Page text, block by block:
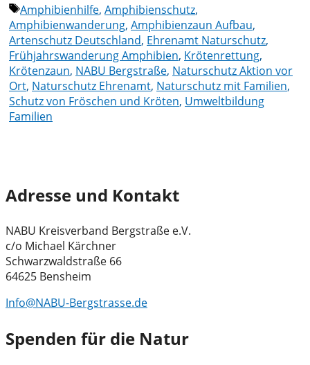
Schlagwörter
Amphibienhilfe, Amphibienschutz,
Amphibienwanderung, Amphibienzaun Aufbau,
Artenschutz Deutschland, Ehrenamt Naturschutz,
Frühjahrswanderung Amphibien, Krötenrettung,
Krötenzaun, NABU Bergstraße, Naturschutz Aktion vor
Ort, Naturschutz Ehrenamt, Naturschutz mit Familien,
Schutz von Fröschen und Kröten, Umweltbildung
Familien
Adresse und Kontakt
NABU Kreisverband Bergstraße e.V.
c/o Michael Kärchner
Schwarzwaldstraße 66
64625 Bensheim
Info@NABU-Bergstrasse.de
Spenden für die Natur